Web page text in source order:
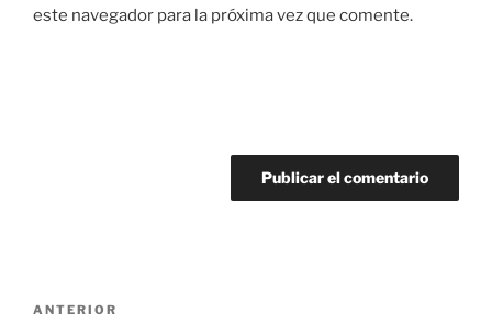
este navegador para la próxima vez que comente.
Navegación
Entrada
ANTERIOR